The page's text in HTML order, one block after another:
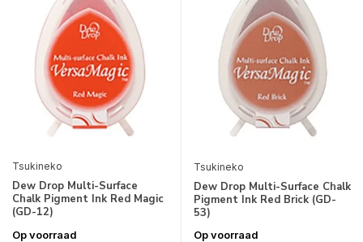
Tsukineko
Dew Drop Multi-Surface
Chalk Pigment Ink Red Magic
(GD-12)
Op voorraad
Tsukineko
Dew Drop Multi-Surface Chalk
Pigment Ink Red Brick (GD-
53)
Op voorraad